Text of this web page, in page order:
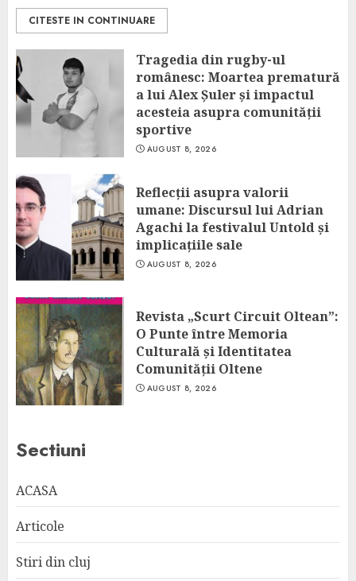
CITESTE IN CONTINUARE
Tragedia din rugby-ul
românesc: Moartea prematură
a lui Alex Șuler și impactul
acesteia asupra comunității
sportive
AUGUST 8, 2026
Reflecții asupra valorii
umane: Discursul lui Adrian
Agachi la festivalul Untold și
implicațiile sale
AUGUST 8, 2026
Revista „Scurt Circuit Oltean”:
O Punte între Memoria
Culturală și Identitatea
Comunității Oltene
AUGUST 8, 2026
Sectiuni
ACASA
Articole
Stiri din cluj